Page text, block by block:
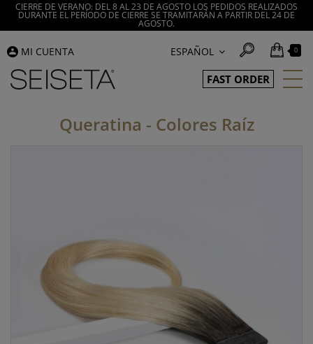
CIERRE DE VERANO: DEL 8 AL 23 DE AGOSTO LOS PEDIDOS REALIZADOS
DURANTE EL PERÍODO DE CIERRE SE TRAMITARÁN A PARTIR DEL 24 DE
AGOSTO.
ESPAÑOL
MI CUENTA 0
FAST ORDER
Queratina - Colores Raíz